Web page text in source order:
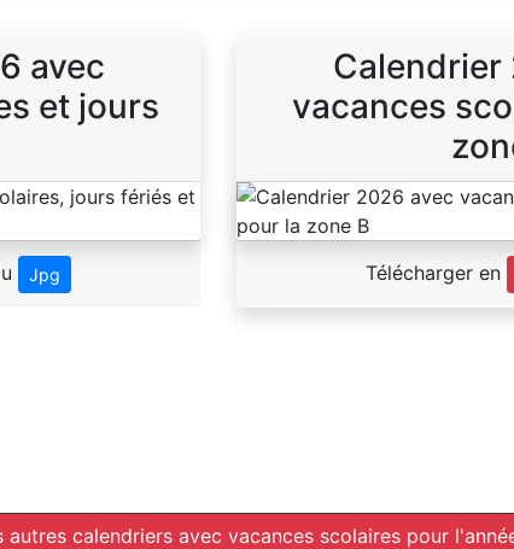
avec
et jours
Jpg
Calendrier
vacances
Télécharger en
autres calendriers avec vacances scolaires pour